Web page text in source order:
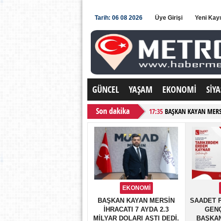
Tarih: 06 08 2026 Üye Girişi Yeni
GÜNCEL YAŞAM EKONOMİ
17:35 BAŞKAN KAYAN
16:31 SAADET PARTİSİ
14:05 BAŞKAN
17:34 BAŞKAN BATUR'DAN
14:35 TECRÜBELİ
21:19
YENİ PARTİ
20:48 SOLUN KALESİ
22:50 BAŞKAN ÜNLÜ'DEN
EKONOMİ
BAŞKAN KAYAN MERSİN
İHRACATI 7 AYDA 2.3
MİLYAR DOLARI AŞTI DEDİ.
SAADET